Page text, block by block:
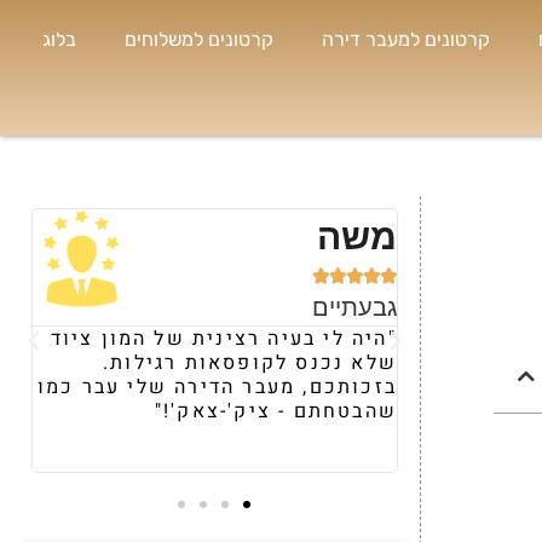
קרטונים למעבר דירה קרטונים למשלוחים בלוג
של המון ציוד
שלי עבר כמו
נועה



רמת השרון
"קיבלתי המלצה עליכם מחברה
ומרגע השיחה הראשונית, הרגשתי
את היחס וההתייחסות השונה שלכם